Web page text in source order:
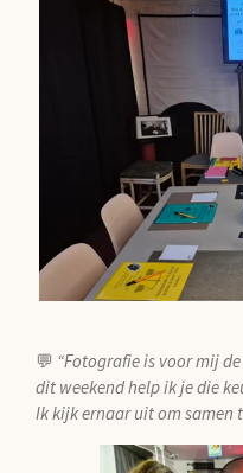
💬 “Fotografie is voor mij
dit weekend help ik je die
Ik kijk ernaar uit om samen